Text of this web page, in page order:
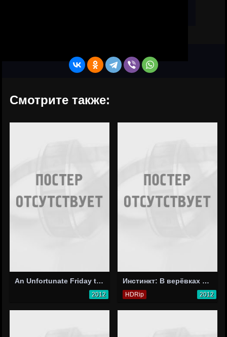
Смотрите также:
An Unfortunate Friday the 13th Part 3
2012
Инстинкт: В верёвках безумия
HDRip 2012